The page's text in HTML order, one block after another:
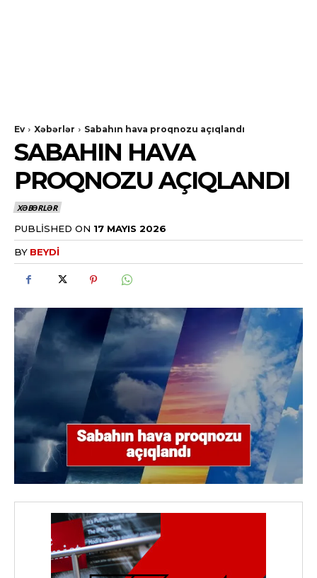
Ev Xəbərlər Sabahın hava proqnozu açıqlandı
SABAHIN HAVA
PROQNOZU AÇIQLANDI
XƏBƏRLƏR
PUBLISHED ON 17 MAYIS 2026
BY BEYDI